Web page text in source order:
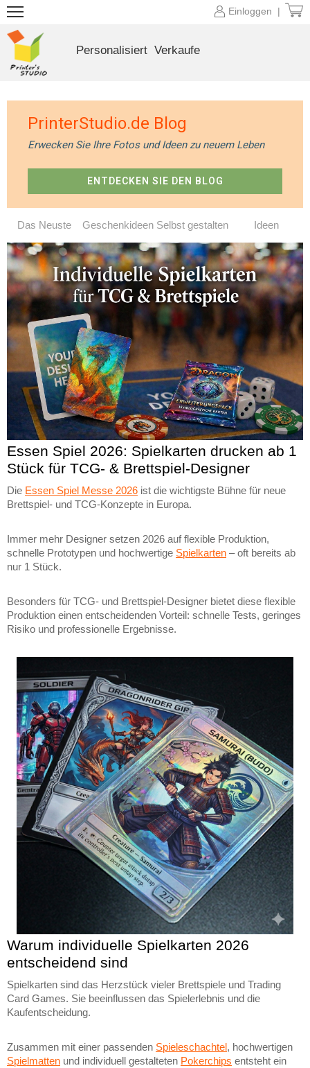
PrinterStudio.de Blog
Erwecken Sie Ihre Fotos und Ideen zu neuem Leben
ENTDECKEN SIE DEN BLOG
Das Neuste Geschenkideen Selbst gestalten Ideen
Essen Spiel 2026: Spielkarten drucken ab 1
Stück für TCG- & Brettspiel-Designer
Die Essen Spiel Messe 2026 ist die wichtigste Bühne für neue
Brettspiel- und TCG-Konzepte in Europa.
Immer mehr Designer setzen 2026 auf flexible Produktion,
schnelle Prototypen und hochwertige Spielkarten – oft bereits ab
nur 1 Stück.
Besonders für TCG- und Brettspiel-Designer bietet diese flexible
Produktion einen entscheidenden Vorteil: schnelle Tests, geringes
Risiko und professionelle Ergebnisse.
Warum individuelle Spielkarten 2026
entscheidend sind
Spielkarten sind das Herzstück vieler Brettspiele und Trading
Card Games. Sie beeinflussen das Spielerlebnis und die
Kaufentscheidung.
Zusammen mit einer passenden Spieleschachtel, hochwertigen
Spielmatten und individuell gestalteten Pokerchips entsteht ein
Einloggen |
Personalisiert Verkaufe